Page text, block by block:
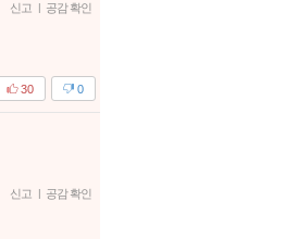
신고 | 공감 확인
0
30
신고 | 공감 확인